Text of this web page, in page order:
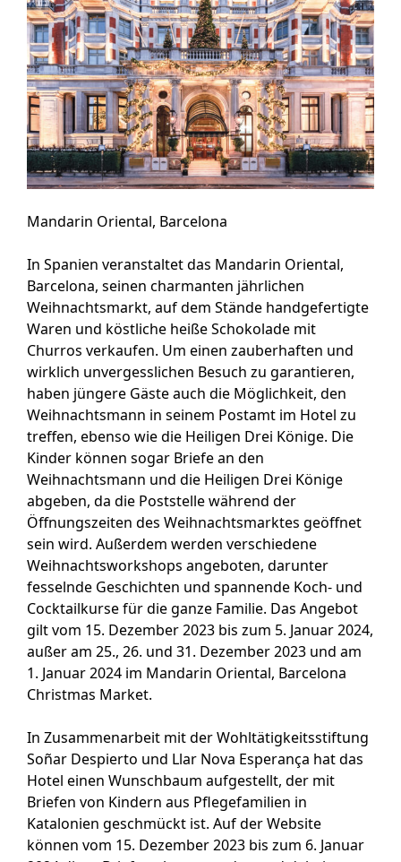
Mandarin Oriental, Barcelona
In Spanien veranstaltet das Mandarin Oriental,
Barcelona, seinen charmanten jährlichen
Weihnachtsmarkt, auf dem Stände handgefertigte
Waren und köstliche heiße Schokolade mit
Churros verkaufen. Um einen zauberhaften und
wirklich unvergesslichen Besuch zu garantieren,
haben jüngere Gäste auch die Möglichkeit, den
Weihnachtsmann in seinem Postamt im Hotel zu
treffen, ebenso wie die Heiligen Drei Könige. Die
Kinder können sogar Briefe an den
Weihnachtsmann und die Heiligen Drei Könige
abgeben, da die Poststelle während der
Öffnungszeiten des Weihnachtsmarktes geöffnet
sein wird. Außerdem werden verschiedene
Weihnachtsworkshops angeboten, darunter
fesselnde Geschichten und spannende Koch- und
Cocktailkurse für die ganze Familie. Das Angebot
gilt vom 15. Dezember 2023 bis zum 5. Januar 2024,
außer am 25., 26. und 31. Dezember 2023 und am
1. Januar 2024 im Mandarin Oriental, Barcelona
Christmas Market.
In Zusammenarbeit mit der Wohltätigkeitsstiftung
Soñar Despierto und Llar Nova Esperança hat das
Hotel einen Wunschbaum aufgestellt, der mit
Briefen von Kindern aus Pflegefamilien in
Katalonien geschmückt ist. Auf der Website
können vom 15. Dezember 2023 bis zum 6. Januar